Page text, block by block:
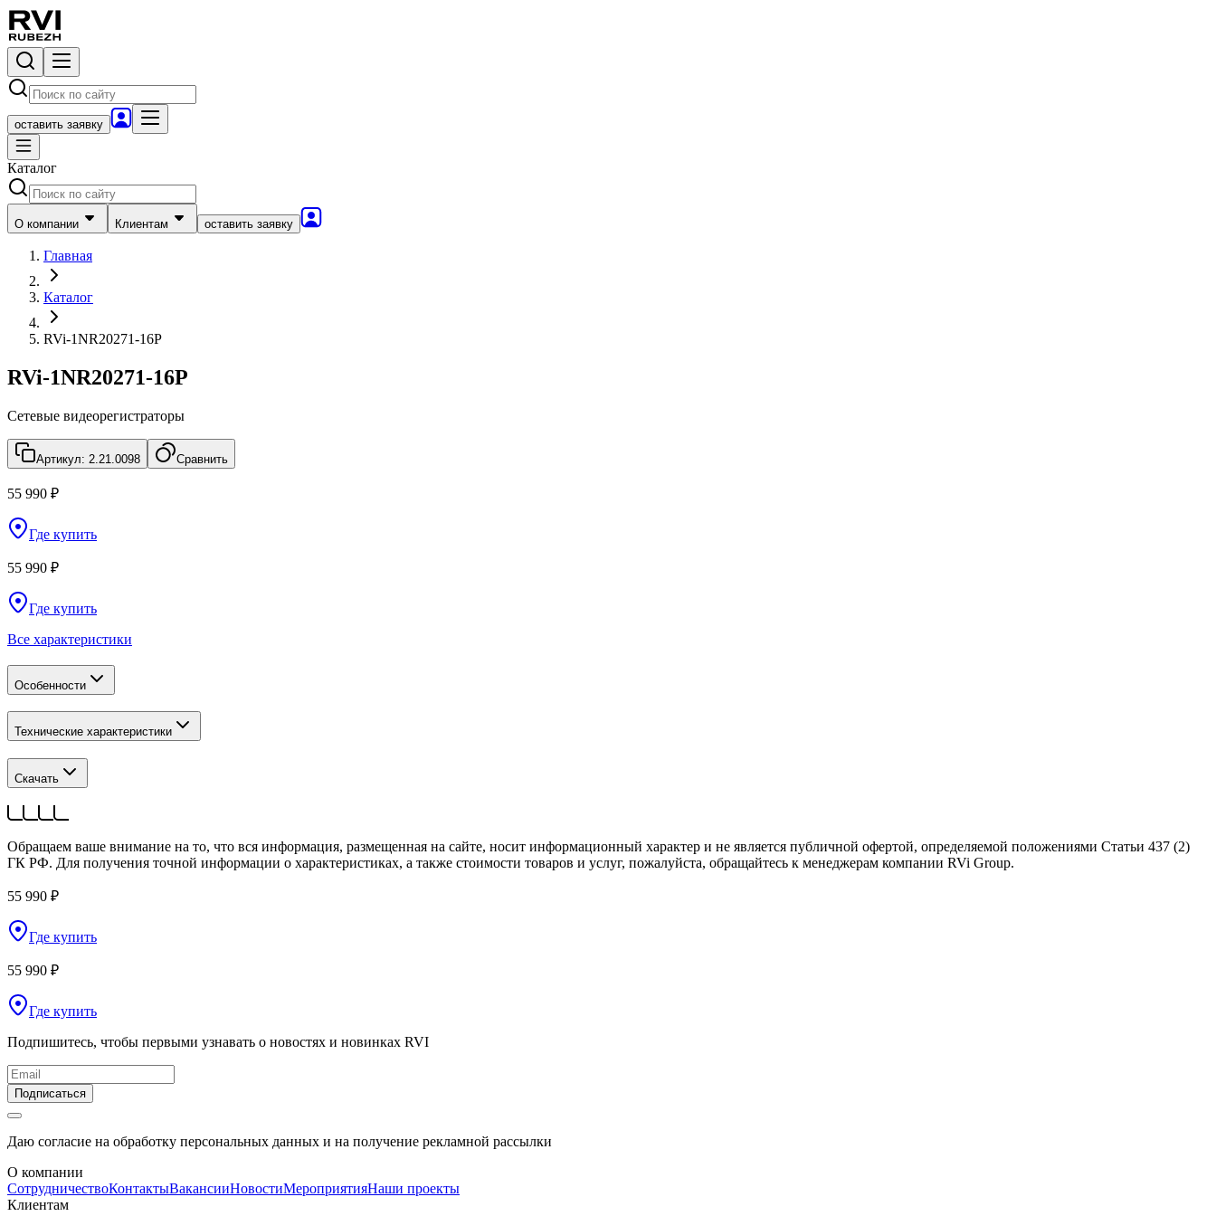
оставить заявку
Каталог
О компании Клиентам оставить заявку
Главная
Каталог
RVi-1NR20271-16P
RVi-1NR20271-16P
Сетевые видеорегистраторы
Артикул: 2.21.0098 Сравнить
55 990 ₽
Где купить
55 990 ₽
Где купить
Все характеристики
Особенности
Технические характеристики
Скачать
Обращаем ваше внимание на то, что вся информация, размещенная на сайте, носит информационный характер и не является публичной офертой, определяемой положениями Статьи 437 (2)
ГК РФ. Для получения точной информации о характеристиках, а также стоимости товаров и услуг, пожалуйста, обращайтесь к менеджерам компании RVi Group.
55 990 ₽
Где купить
55 990 ₽
Где купить
Подпишитесь, чтобы первыми узнавать о новостях и новинках RVI
Подписаться
Даю согласие на обработку персональных данных и на получение рекламной рассылки
О компании
СотрудничествоКонтактыВакансииНовостиМероприятияНаши проекты
Клиентам